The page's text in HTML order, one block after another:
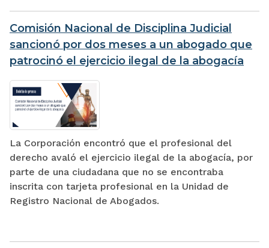
Comisión Nacional de Disciplina Judicial
sancionó por dos meses a un abogado que
patrocinó el ejercicio ilegal de la abogacía
La Corporación encontró que el profesional del
derecho avaló el ejercicio ilegal de la abogacía, por
parte de una ciudadana que no se encontraba
inscrita con tarjeta profesional en la Unidad de
Registro Nacional de Abogados.